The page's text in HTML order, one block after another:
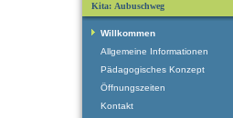
Kita: Aubuschweg
Willkommen
Allgemeine Informationen
Pädagogisches Konzept
Öffnungszeiten
Kontakt